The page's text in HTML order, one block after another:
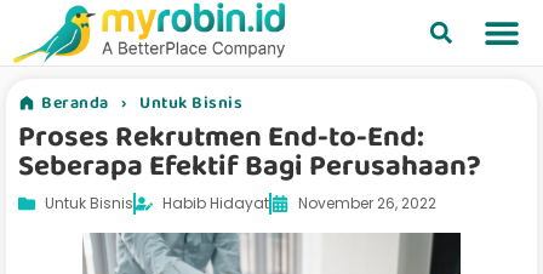
Beranda › Untuk Bisnis
Proses Rekrutmen End-to-End:
Seberapa Efektif Bagi Perusahaan?
Untuk Bisnis Habib Hidayat November 26, 2022